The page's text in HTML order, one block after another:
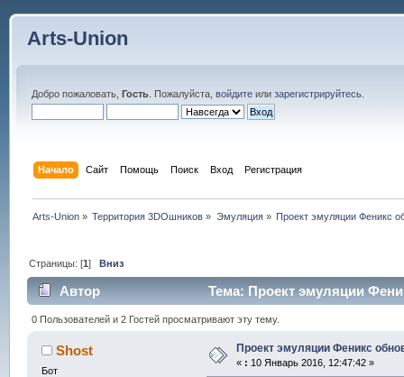
Arts-Union
Добро пожаловать, Гость. Пожалуйста, войдитеили зарегистрируйтесь.
Начало Сайт Помощь Поиск Вход Регистрация
Arts-Union » Территория 3DOшников » Эмуляция» Проект эмуляции Феникс
Страницы: [1]Вниз
Автор Тема: Проект эмуляции
0 Пользователей и 2 Гостей просматривают эту тему.
Shost
Бот
Проект эмуляции Феникс
« : 10 Январь 2016, 12:47:42 »